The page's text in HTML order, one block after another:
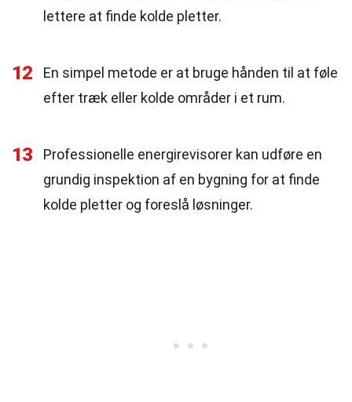
lettere at finde kolde pletter.
12
En simpel metode er at bruge hånden til at føle
efter træk eller kolde områder i et rum.
13
Professionelle energirevisorer kan udføre en
grundig inspektion af en bygning for at finde
kolde pletter og foreslå løsninger.